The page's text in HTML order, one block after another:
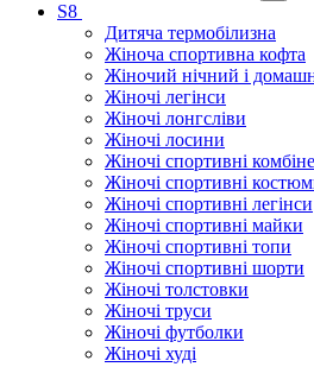
S8
Дитяча термобілизна
Жіноча спортивна кофта
Жіночий нічний і
Жіночі легінси
Жіночі лонгсліви
Жіночі лосини
Жіночі спортивні
Жіночі спортивні
Жіночі спортивні легінси
Жіночі спортивні майки
Жіночі спортивні топи
Жіночі спортивні шорти
Жіночі толстовки
Жіночі труси
Жіночі футболки
Жіночі худі